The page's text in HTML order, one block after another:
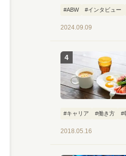
#ABW #インタビュー
2024.09.09
#キャリア #働き方 #
2018.05.16